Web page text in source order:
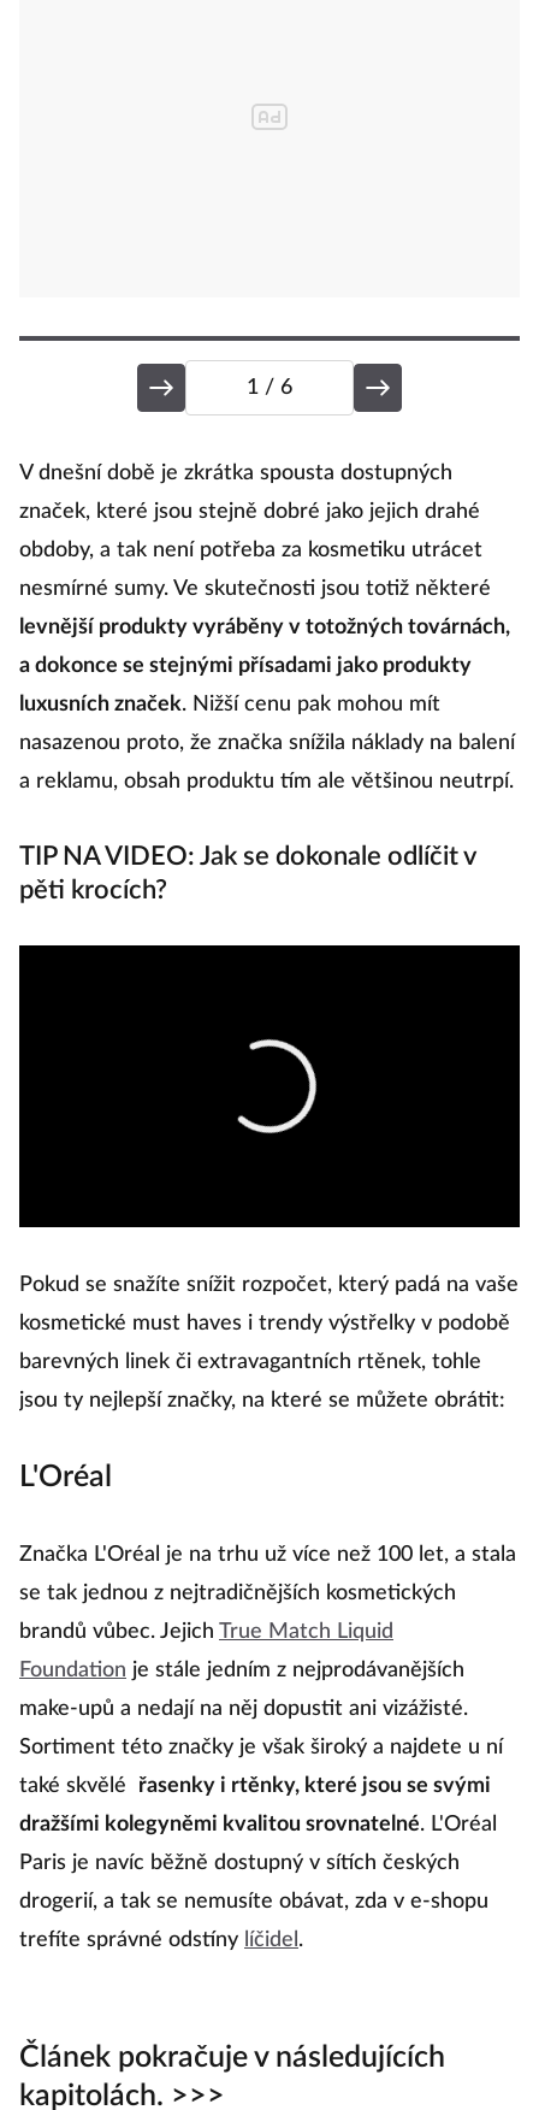
1 / 6
V dnešní době je zkrátka spousta dostupných
značek, které jsou stejně dobré jako jejich drahé
obdoby, a tak není potřeba za kosmetiku utrácet
nesmírné sumy. Ve skutečnosti jsou totiž některé
levnější produkty vyráběny v totožných továrnách,
a dokonce se stejnými přísadami jako produkty
luxusních značek. Nižší cenu pak mohou mít
nasazenou proto, že značka snížila náklady na balení
a reklamu, obsah produktu tím ale většinou neutrpí.
TIP NA VIDEO: Jak se dokonale odlíčit v
pěti krocích?
Pokud se snažíte snížit rozpočet, který padá na vaše
kosmetické must haves i trendy výstřelky v podobě
barevných linek či extravagantních rtěnek, tohle
jsou ty nejlepší značky, na které se můžete obrátit:
L'Oréal
Značka L'Oréal je na trhu už více než 100 let, a stala
se tak jednou z nejtradičnějších kosmetických
brandů vůbec. Jejich True Match Liquid
Foundation je stále jedním z nejprodávanějších
make-upů a nedají na něj dopustit ani vizážisté.
Sortiment této značky je však široký a najdete u ní
také skvělé
řasenky i rtěnky, které jsou se svými
dražšími kolegyněmi kvalitou srovnatelné. L'Oréal
Paris je navíc běžně dostupný v sítích českých
drogerií, a tak se nemusíte obávat, zda v e-shopu
trefíte správné odstíny líčidel .
Článek pokračuje v následujících
kapitolách. >>>